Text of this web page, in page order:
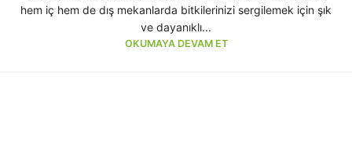
hem iç hem de dış mekanlarda bitkilerinizi sergilemek için şık
ve dayanıklı...
OKUMAYA DEVAM ET